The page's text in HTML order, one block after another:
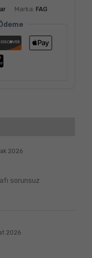
Marka: FAG
2026
sorunsuz
2026